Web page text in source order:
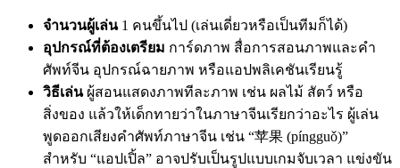
จำนวนผู้เล่น 1 คนขึ้นไป (เล่นเดี่ยวหรือเป็นทีมก็ได้)
อุปกรณ์ที่ต้องเตรียม การ์ดภาพ สื่อการสอนภาพและคำ
ศัพท์จีน อุปกรณ์ฉายภาพ หรือแอปพลิเคชันเรียนรู้
วิธีเล่น ผู้สอนแสดงภาพทีละภาพ เช่น ผลไม้ สัตว์ หรือ
สิ่งของ แล้วให้เด็กทายว่าในภาษาจีนเรียกว่าอะไร ผู้เล่น
พูดออกเสียงคำศัพท์ภาษาจีน เช่น “苹果 (píngguǒ)”
สำหรับ “แอปเปิ้ล” อาจปรับเป็นรูปแบบเกมจับเวลา แข่งขัน